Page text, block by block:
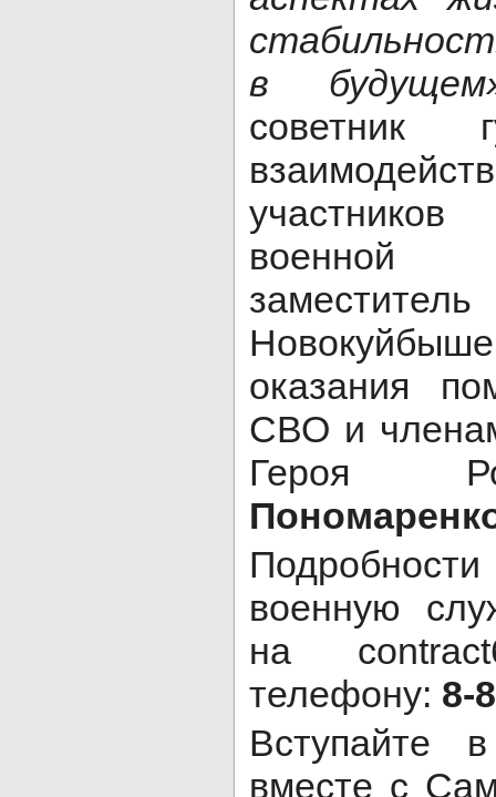
в
советник
оказания
СВО и
Героя
военную
на
телефону: 8-
Вступайте
вместе с